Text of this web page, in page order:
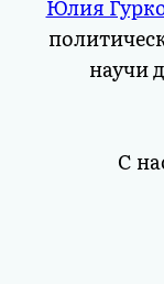
Юлия
научи
С